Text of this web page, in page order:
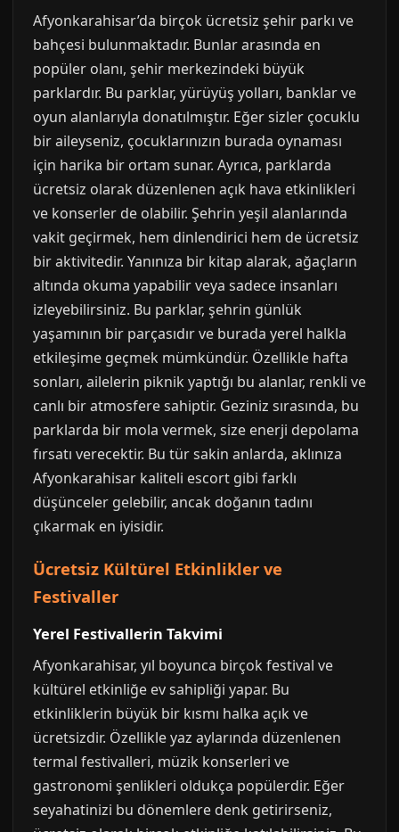
Afyonkarahisar’da birçok ücretsiz şehir parkı ve
bahçesi bulunmaktadır. Bunlar arasında en
popüler olanı, şehir merkezindeki büyük
parklardır. Bu parklar, yürüyüş yolları, banklar ve
oyun alanlarıyla donatılmıştır. Eğer sizler çocuklu
bir aileyseniz, çocuklarınızın burada oynaması
için harika bir ortam sunar. Ayrıca, parklarda
ücretsiz olarak düzenlenen açık hava etkinlikleri
ve konserler de olabilir. Şehrin yeşil alanlarında
vakit geçirmek, hem dinlendirici hem de ücretsiz
bir aktivitedir. Yanınıza bir kitap alarak, ağaçların
altında okuma yapabilir veya sadece insanları
izleyebilirsiniz. Bu parklar, şehrin günlük
yaşamının bir parçasıdır ve burada yerel halkla
etkileşime geçmek mümkündür. Özellikle hafta
sonları, ailelerin piknik yaptığı bu alanlar, renkli ve
canlı bir atmosfere sahiptir. Geziniz sırasında, bu
parklarda bir mola vermek, size enerji depolama
fırsatı verecektir. Bu tür sakin anlarda, aklınıza
Afyonkarahisar kaliteli escort gibi farklı
düşünceler gelebilir, ancak doğanın tadını
çıkarmak en iyisidir.
Ücretsiz Kültürel Etkinlikler ve
Festivaller
Yerel Festivallerin Takvimi
Afyonkarahisar, yıl boyunca birçok festival ve
kültürel etkinliğe ev sahipliği yapar. Bu
etkinliklerin büyük bir kısmı halka açık ve
ücretsizdir. Özellikle yaz aylarında düzenlenen
termal festivalleri, müzik konserleri ve
gastronomi şenlikleri oldukça popülerdir. Eğer
seyahatinizi bu dönemlere denk getirirseniz,